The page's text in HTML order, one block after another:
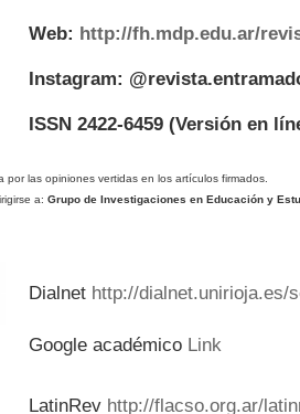
Web: http://fh.mdp.edu.ar/
Instagram:
ISSN 2422-6459(Versión en
por las opiniones vertidas en los artículos firmados.
a: Grupo de Investigaciones en Educación y
Dialnet http://dialnet.unirioja.es/
Google académico Link
LatinRev http://flacso.org.ar/